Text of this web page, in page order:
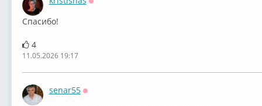
Спасибо!
4
11.05.2026 19:17
senar55